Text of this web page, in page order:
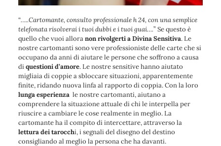
“…..Cartomante, consulto professionale h 24, con una semplice
telefonata risolverai i tuoi dubbi e i tuoi guai….” Se questo è
quello che vuoi alloranon rivolgerti a Divina Sensitiva. Le
nostre cartomanti sono vere professioniste delle carte che si
occupano da anni di aiutare le persone che soffrono a causa
diquestioni d’amore. Le nostre sensitive hanno aiutato
migliaia di coppie a sbloccare situazioni, apparentemente
finite, ridando nuova linfa al rapporto di coppia. Con la loro
lunga esperienzale nostre cartomanti, aiutano a
comprendere la situazione attuale di chi le interpella per
riuscire a cambiare le cose realmente in meglio. La
cartomante ha il compito di intercettare, attraverso la
lettura dei tarocchi, i segnali del disegno del destino
consigliando al meglio la persona che ha davanti.